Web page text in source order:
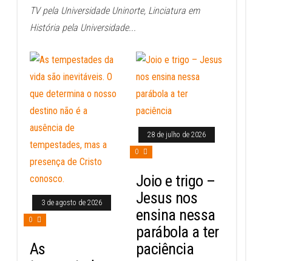
TV pela Universidade Uninorte, Linciatura em
História pela Universidade...
3 de agosto de 2026
0
As
28 de julho de 2026
0
Joio e trigo –
Jesus nos
ensina nessa
parábola a ter
paciência